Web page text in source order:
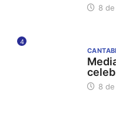
8
4
8